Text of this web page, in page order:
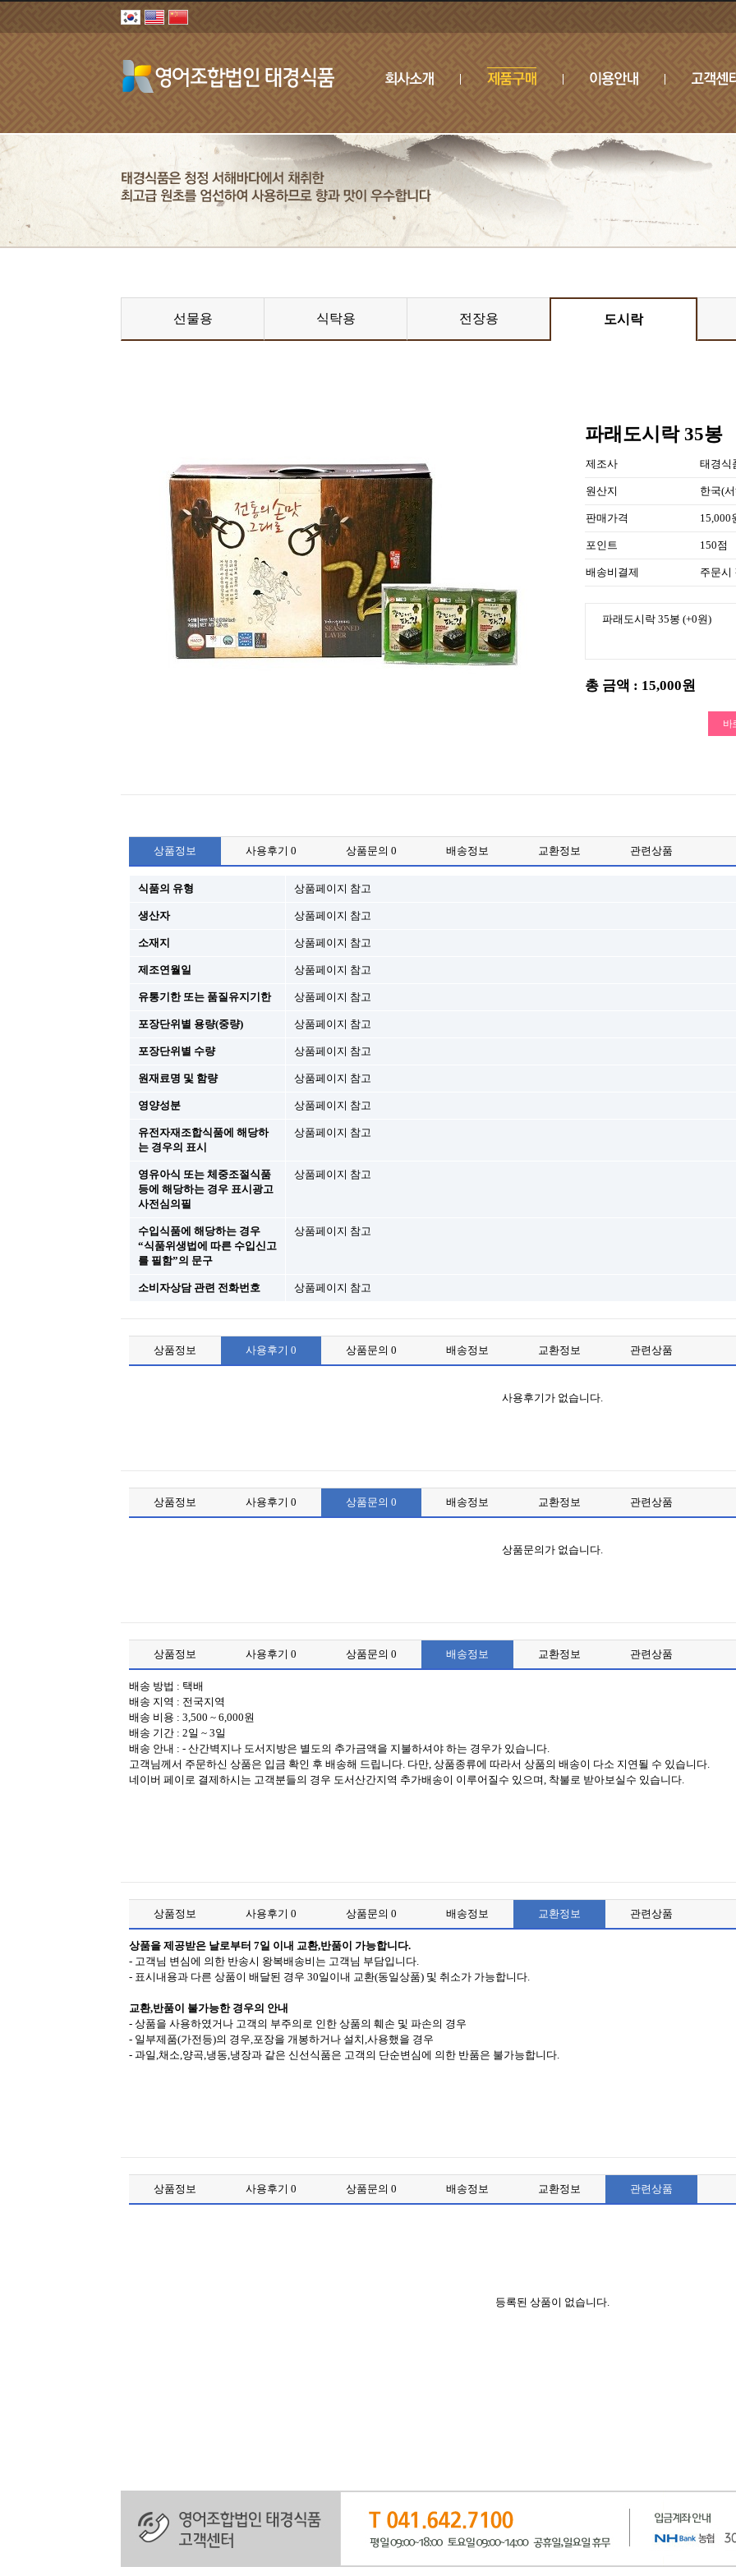
선물용 식탁용 전장용 도시락
파래도시락 35봉
제조사 태경식
원산지 한국(
판매가격 15,000
포인트 150점
배송비결제 주문시
파래도시락 35봉 (+0원)
총 금액 : 15,000원
상품정보 사용후기 0 상품문의 0 배송정보 교환정보 관련상품
식품의 유형 상품페이지 참고
생산자 상품페이지 참고
소재지 상품페이지 참고
제조연월일 상품페이지 참고
유통기한 또는 품질유지기한 상품페이지 참고
포장단위별 용량(중량) 상품페이지 참고
포장단위별 수량 상품페이지 참고
원재료명 및 함량 상품페이지 참고
영양성분 상품페이지 참고
유전자재조합식품에 해당하
는 경우의 표시
상품페이지 참고
영유아식 또는 체중조절식품
등에 해당하는 경우 표시광고
사전심의필
상품페이지 참고
수입식품에 해당하는 경우
“식품위생법에 따른 수입신고
를 필함”의 문구
상품페이지 참고
소비자상담 관련 전화번호 상품페이지 참고
상품정보 사용후기 0 상품문의 0 배송정보 교환정보 관련상품
사용후기가 없습니다.
상품정보 사용후기 0 상품문의 0 배송정보 교환정보 관련상품
상품문의가 없습니다.
상품정보 사용후기 0 상품문의 0 배송정보 교환정보 관련상품
배송 방법 : 택배
배송 지역 : 전국지역
배송 비용 : 3,500 ~ 6,000원
배송 기간 : 2일 ~ 3일
배송 안내 : - 산간벽지나 도서지방은 별도의 추가금액을 지불하셔야 하는 경우가 있습니다.
고객님께서 주문하신 상품은 입금 확인 후 배송해 드립니다. 다만, 상품종류에 따라서 상품의 배송이 다소 지연될 수 있습니다.
네이버 페이로 결제하시는 고객분들의 경우 도서산간지역 추가배송이 이루어질수 있으며, 착불로 받아보실수 있습니다.
상품정보 사용후기 0 상품문의 0 배송정보 교환정보 관련상품
상품을 제공받은 날로부터 7일 이내 교환,반품이 가능합니다.
- 고객님 변심에 의한 반송시 왕복배송비는 고객님 부담입니다.
- 표시내용과 다른 상품이 배달된 경우 30일이내 교환(동일상품) 및 취소가 가능합니다.
교환,반품이 불가능한 경우의 안내
- 상품을 사용하였거나 고객의 부주의로 인한 상품의 훼손 및 파손의 경우
- 일부제품(가전등)의 경우,포장을 개봉하거나 설치,사용했을 경우
- 과일,채소,양곡,냉동,냉장과 같은 신선식품은 고객의 단순변심에 의한 반품은 불가능합니다.
상품정보 사용후기 0 상품문의 0 배송정보 교환정보 관련상품
등록된 상품이 없습니다.